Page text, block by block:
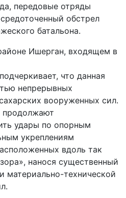
передовые отряды
обстрел
батальона.
Ишерган, входящем в
что данная
непрерывных
вооруженных сил.
продолжают
удары по опорным
укреплениям
вдоль так
нанося существенный
материально-технической